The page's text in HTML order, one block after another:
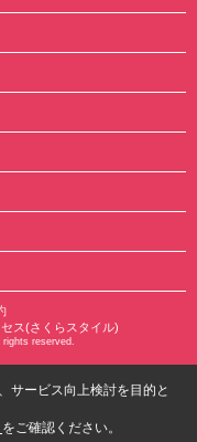
ス(さくらスタイル)
reserved.
サービス向上検討を目的と
をご確認ください。